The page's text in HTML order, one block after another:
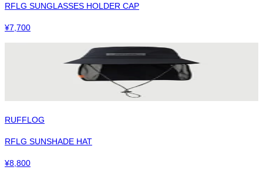
RFLG SUNGLASSES HOLDER CAP
¥7,700
RUFFLOG
RFLG SUNSHADE HAT
¥8,800